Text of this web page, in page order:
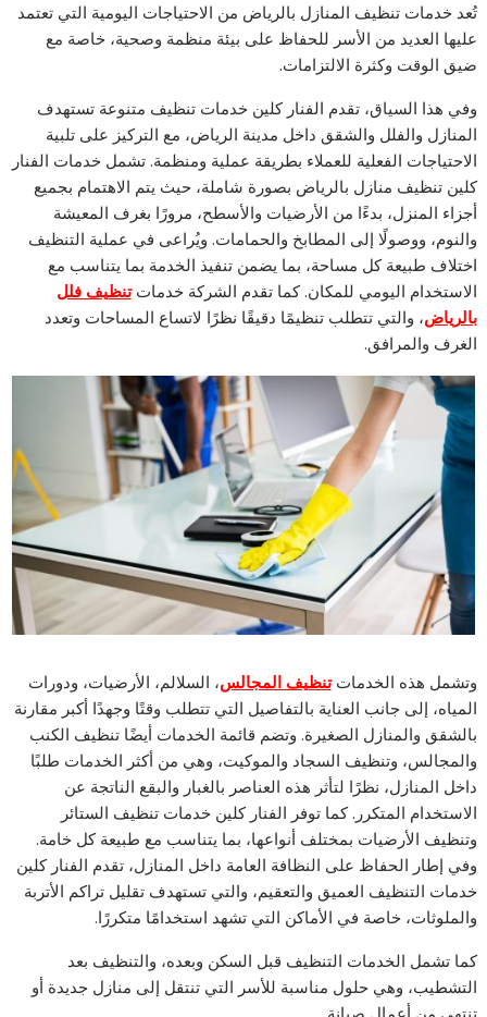
تُعد خدمات تنظيف المنازل بالرياض من الاحتياجات اليومية التي تعتمد
عليها العديد من الأسر للحفاظ على بيئة منظمة وصحية، خاصة مع
ضيق الوقت وكثرة الالتزامات.
وفي هذا السياق، تقدم الفنار كلين خدمات تنظيف متنوعة تستهدف
المنازل والفلل والشقق داخل مدينة الرياض، مع التركيز على تلبية
الاحتياجات الفعلية للعملاء بطريقة عملية ومنظمة. تشمل خدمات الفنار
كلين تنظيف منازل بالرياض بصورة شاملة، حيث يتم الاهتمام بجميع
أجزاء المنزل، بدءًا من الأرضيات والأسطح، مرورًا بغرف المعيشة
والنوم، ووصولًا إلى المطابخ والحمامات. ويُراعى في عملية التنظيف
اختلاف طبيعة كل مساحة، بما يضمن تنفيذ الخدمة بما يتناسب مع
الاستخدام اليومي للمكان. كما تقدم الشركة خدماتتنظيف فلل
بالرياض، والتي تتطلب تنظيمًا دقيقًا نظرًا لاتساع المساحات وتعدد
الغرف والمرافق.
وتشمل هذه الخدماتتنظيف المجالس، السلالم، الأرضيات، ودورات
المياه، إلى جانب العناية بالتفاصيل التي تتطلب وقتًا وجهدًا أكبر مقارنة
بالشقق والمنازل الصغيرة. وتضم قائمة الخدمات أيضًا تنظيف الكنب
والمجالس، وتنظيف السجاد والموكيت، وهي من أكثر الخدمات طلبًا
داخل المنازل، نظرًا لتأثر هذه العناصر بالغبار والبقع الناتجة عن
الاستخدام المتكرر. كما توفر الفنار كلين خدمات تنظيف الستائر
وتنظيف الأرضيات بمختلف أنواعها، بما يتناسب مع طبيعة كل خامة.
وفي إطار الحفاظ على النظافة العامة داخل المنازل، تقدم الفنار كلين
خدمات التنظيف العميق والتعقيم، والتي تستهدف تقليل تراكم الأتربة
والملوثات، خاصة في الأماكن التي تشهد استخدامًا متكررًا.
كما تشمل الخدمات التنظيف قبل السكن وبعده، والتنظيف بعد
التشطيب، وهي حلول مناسبة للأسر التي تنتقل إلى منازل جديدة أو
تنتهي من أعمال صيانة.